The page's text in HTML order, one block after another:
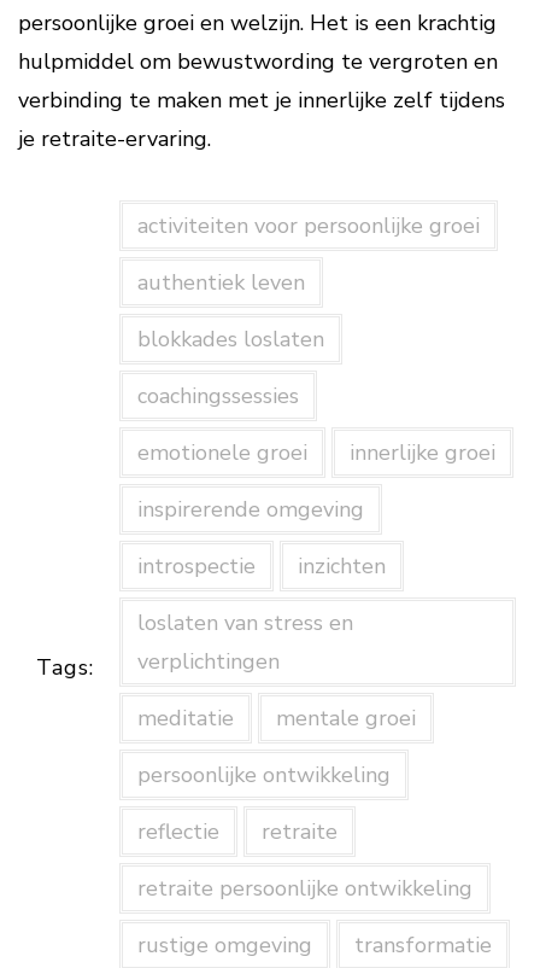
persoonlijke groei en welzijn. Het is een krachtig
hulpmiddel om bewustwording te vergroten en
verbinding te maken met je innerlijke zelf tijdens
je retraite-ervaring.
Tags:
activiteiten voor persoonlijke groei
authentiek leven
blokkades loslaten
coachingssessies
emotionele groei
innerlijke groei
inspirerende omgeving
introspectie
inzichten
loslaten van stress en
verplichtingen
meditatie
mentale groei
persoonlijke ontwikkeling
reflectie
retraite
retraite persoonlijke ontwikkeling
rustige omgeving
transformatie